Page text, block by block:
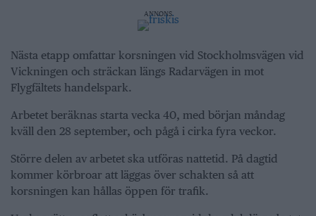
ANNONS
Nästa etapp omfattar korsningen vid Stockholmsvägen vid
Vickningen och sträckan längs Radarvägen in mot
Flygfältets handelspark.
Arbetet beräknas starta vecka 40, med början måndag
kväll den 28 september, och pågå i cirka fyra veckor.
Större delen av arbetet ska utföras nattetid. På dagtid
kommer körbroar att läggas över schakten så att
korsningen kan hållas öppen för trafik.